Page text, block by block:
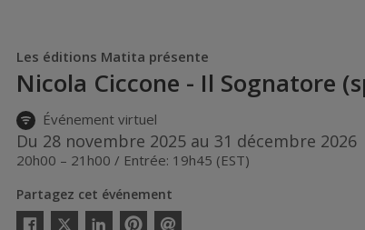
Les éditions Matita présente
Nicola Ciccone - Il Sognatore
Événement virtuel
Du 28 novembre 2025 au 31 décembre 2026
20h00 – 21h00 / Entrée: 19h45 (EST)
Partagez cet événement
Twitter